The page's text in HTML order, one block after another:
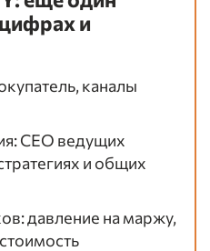
и
каналы
СЕО ведущих
и общих
давление на маржу,